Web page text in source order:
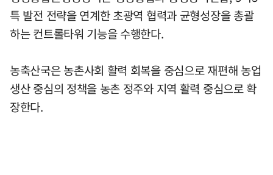
특 발전 전략을 연계한 초광역 협력과 균형성장을 총괄
하는 컨트롤타워 기능을 수행한다.
농축산국은 농촌사회 활력 회복을 중심으로 재편해 농업
생산 중심의 정책을 농촌 정주와 지역 활력 중심으로 확
장한다.